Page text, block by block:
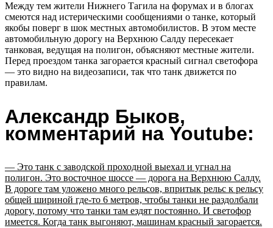
Между тем жители Нижнего Тагила на форумах и в блогах
смеются над истерическими сообщениями о танке, который
якобы поверг в шок местных автомобилистов. В этом месте
автомобильную дорогу на Верхнюю Салду пересекает
танковая, ведущая на полигон, объясняют местные жители.
Перед проездом танка загорается красный сигнал светофора
— это видно на видеозаписи, так что танк движется по
правилам.
Александр Быков,
комментарий на Youtube:
— Это танк с заводской проходной выехал и угнал на
полигон. Это восточное шоссе — дорога на Верхнюю Салду.
В дороге там уложено много рельсов, впритык рельс к рельсу
общей шириной где-то 6 метров, чтобы танки не раздолбали
дорогу, потому что танки там ездят постоянно. И светофор
имеется. Когда танк выгоняют, машинам красный загорается.